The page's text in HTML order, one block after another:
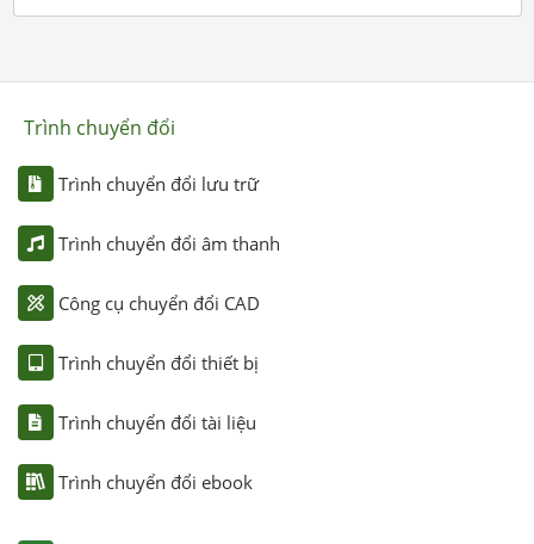
Trình chuyển đổi
Trình chuyển đổi lưu trữ
Trình chuyển đổi âm thanh
Công cụ chuyển đổi CAD
Trình chuyển đổi thiết bị
Trình chuyển đổi tài liệu
Trình chuyển đổi ebook